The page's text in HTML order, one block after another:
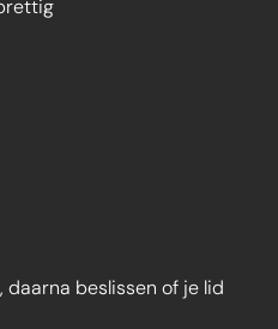
beslissen of je lid